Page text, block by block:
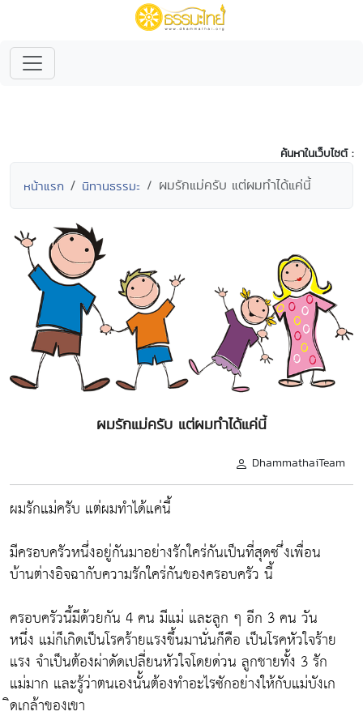
ค้นหาในเว็บไซต์ :
หน้าแรก นิทานธรรมะ ผมรักแม่ครับ แต่ผมทำได้แค่นี้
ผมรักแม่ครับ แต่ผมทำได้แค่นี้
DhammathaiTeam
ผมรักแม่ครับ แต่ผมทำได้แค่นี้
มีครอบครัวหนึ่งอยู่กันมาอย่างรักใคร่กันเป็นที่สุดซ ึ่งเพื่อน
บ้านต่างอิจฉากับความรักใคร่กันของครอบครัว นี้
ครอบครัวนี้มีด้วยกัน 4 คน มีแม่ และลูก ๆ อีก 3 คน วัน
หนึ่ง แม่ก็เกิดเป็นโรคร้ายแรงขึ้นมานั่นก็คือ เป็นโรคหัวใจร้าย
แรง จำเป็นต้องผ่าดัดเปลี่ยนหัวใจโดยด่วน ลูกชายทั้ง 3 รัก
แม่มาก และรู้ว่าตนเองนั้นต้องทำอะไรซักอย่างให้กับแม่บังเก
ิดเกล้าของเขา